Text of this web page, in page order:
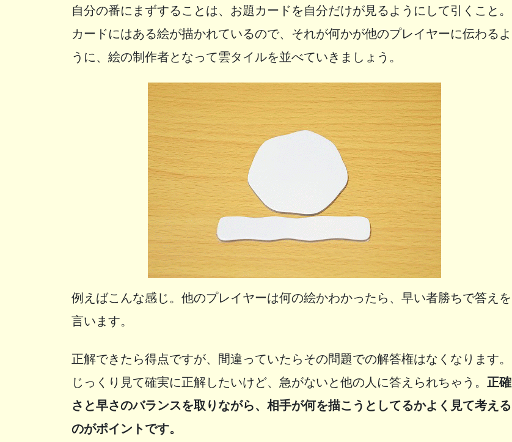
自分の番にまずすることは、お題カードを自分だけが見るようにして引くこと。
カードにはある絵が描かれているので、それが何かが他のプレイヤーに伝わるよ
うに、絵の制作者となって雲タイルを並べていきましょう。
例えばこんな感じ。他のプレイヤーは何の絵かわかったら、早い者勝ちで答えを
言います。
正解できたら得点ですが、間違っていたらその問題での解答権はなくなります。
じっくり見て確実に正解したいけど、急がないと他の人に答えられちゃう。 正確
さと早さのバランスを取りながら、相手が何を描こうとしてるかよく見て考える
のがポイントです。